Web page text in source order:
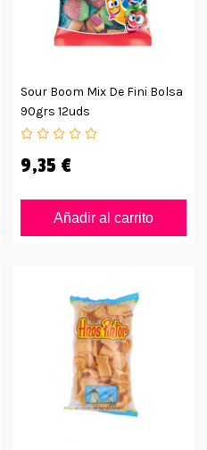
Sour Boom Mix De Fini Bolsa
90grs 12uds
9,35 €
Añadir al carrito